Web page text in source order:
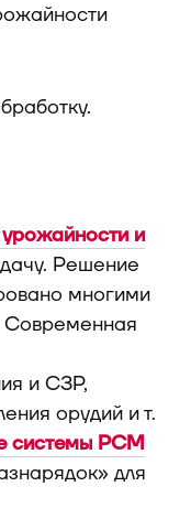
и
Решение
многими
Современная
и СЗР,
орудий и т.
системы РСМ
для